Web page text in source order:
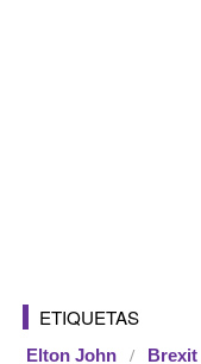
ETIQUETAS
Elton John Brexit